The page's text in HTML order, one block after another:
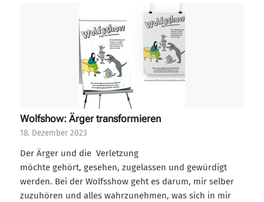
Wolfshow: Ärger transformieren
18. Dezember 2023
Der Ärger und die Verletzung
möchte gehört, gesehen, zugelassen und gewürdigt
werden. Bei der Wolfsshow geht es darum, mir selber
zuzuhören und alles wahrzunehmen, was sich in mir
Widerrufsformular